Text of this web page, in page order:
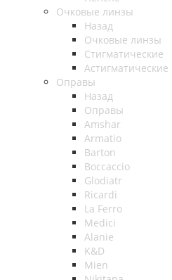
Очковые линзы
Назад
Очковые линзы
Стигматические
Астигматические
Оправы
Назад
Оправы
Amshar
Armatio
Barton
Boccaccio
Glodiatr
Ricardi
La Ferro
Medici
Alanie
K&D
Mien